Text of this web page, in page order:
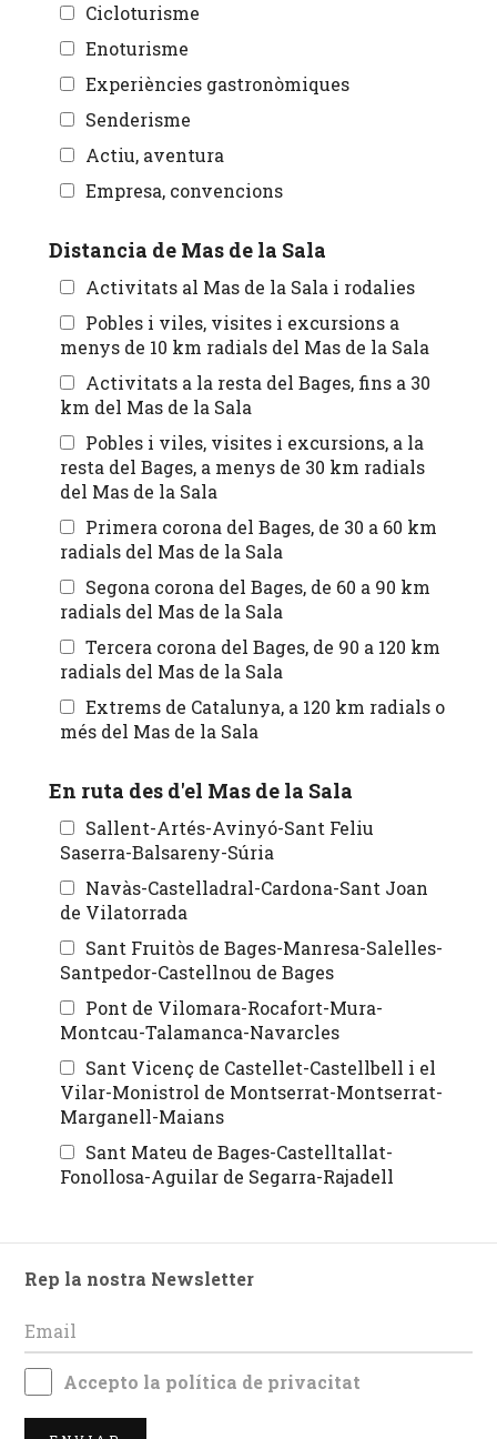
Cicloturisme
Enoturisme
Experiències gastronòmiques
Senderisme
Actiu, aventura
Empresa, convencions
Distancia de Mas de la Sala
Activitats al Mas de la Sala i rodalies
Pobles i viles, visites i excursions a
menys de 10 km radials del Mas de la Sala
Activitats a la resta del Bages, fins a 30
km del Mas de la Sala
Pobles i viles, visites i excursions, a la
resta del Bages, a menys de 30 km radials
del Mas de la Sala
Primera corona del Bages, de 30 a 60 km
radials del Mas de la Sala
Segona corona del Bages, de 60 a 90 km
radials del Mas de la Sala
Tercera corona del Bages, de 90 a 120 km
radials del Mas de la Sala
Extrems de Catalunya, a 120 km radials o
més del Mas de la Sala
En ruta des d'el Mas de la Sala
Sallent-Artés-Avinyó-Sant Feliu
Saserra-Balsareny-Súria
Navàs-Castelladral-Cardona-Sant Joan
de Vilatorrada
Sant Fruitòs de Bages-Manresa-Salelles-
Santpedor-Castellnou de Bages
Pont de Vilomara-Rocafort-Mura-
Montcau-Talamanca-Navarcles
Sant Vicenç de Castellet-Castellbell i el
Vilar-Monistrol de Montserrat-Montserrat-
Marganell-Maians
Sant Mateu de Bages-Castelltallat-
Fonollosa-Aguilar de Segarra-Rajadell
Rep la nostra Newsletter
Accepto la política de privacitat